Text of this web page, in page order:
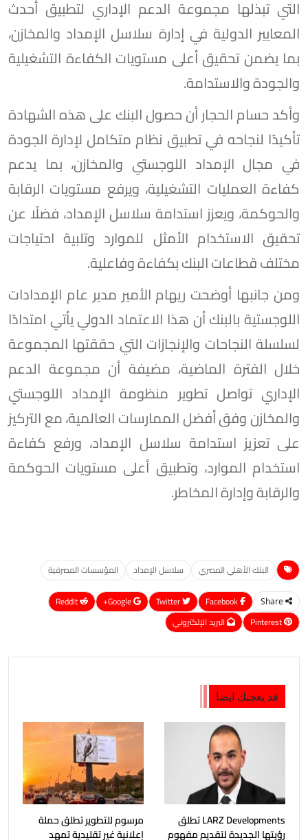
التي تبذلها مجموعة الدعم الإداري لتطبيق أحدث
المعايير الدولية في إدارة سلاسل الإمداد والمخازن،
بما يضمن تحقيق أعلى مستويات الكفاءة التشغيلية
والجودة والاستدامة.
وأكد حسام الحجار أن حصول البنك على هذه الشهادة
تأكيدًا لنجاحه في تطبيق نظام متكامل لإدارة الجودة
في مجال الإمداد اللوجستي والمخازن، بما يدعم
كفاءة العمليات التشغيلية، ويرفع مستويات الرقابة
والحوكمة، ويعزز استدامة سلاسل الإمداد، فضلًا عن
تحقيق الاستخدام الأمثل للموارد وتلبية احتياجات
مختلف قطاعات البنك بكفاءة وفاعلية.
ومن جانبها أوضحت ريهام الأمير مدير عام الإمدادات
اللوجستية بالبنك أن هذا الاعتماد الدولي يأتي امتدادًا
لسلسلة النجاحات والإنجازات التي حققتها المجموعة
خلال الفترة الماضية، مضيفة أن مجموعة الدعم
الإداري تواصل تطوير منظومة الإمداد اللوجستي
والمخازن وفق أفضل الممارسات العالمية، مع التركيز
على تعزيز استدامة سلاسل الإمداد، ورفع كفاءة
استخدام الموارد، وتطبيق أعلى مستويات الحوكمة
والرقابة وإدارة المخاطر.
البنك الأهلي المصري سلاسل الإمداد المؤسسات المصرفية
Share
Google+
ReddIt
Pinterest
البريد الإلكتروني
قد يعجبك ايضا
LARZ Developments تطلق
رؤيتها الجديدة لتقديم مفهوم
مرسوم للتطوير تطلق حملة
إعلانية غير تقليدية تمهد